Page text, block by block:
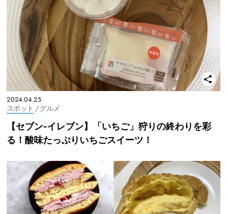
2024.04.25
スポット / グルメ
【セブン-イレブン】「いちご」狩りの終わりを彩
る！酸味たっぷりいちごスイーツ！